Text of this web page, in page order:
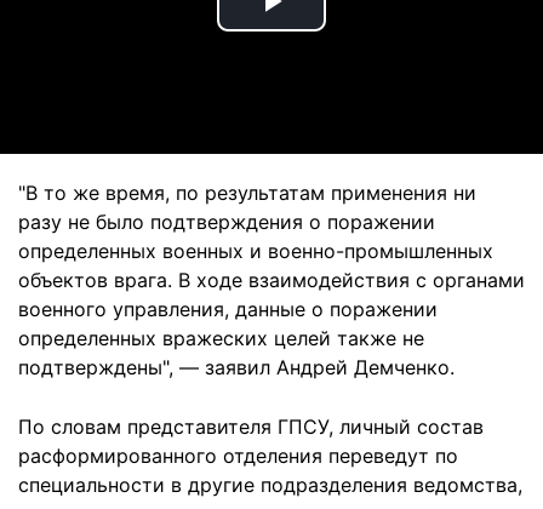
Play
"В то же время, по результатам применения ни
разу не было подтверждения о поражении
определенных военных и военно-промышленных
объектов врага. В ходе взаимодействия с органами
военного управления, данные о поражении
определенных вражеских целей также не
подтверждены", — заявил Андрей Демченко.
По словам представителя ГПСУ, личный состав
расформированного отделения переведут по
специальности в другие подразделения ведомства,